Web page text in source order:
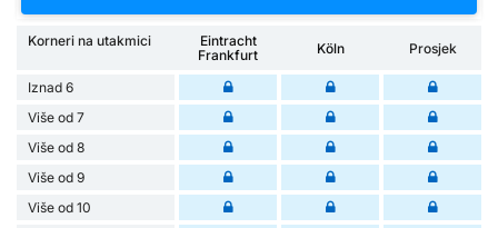
Korneri na utakmici
Eintracht
Frankfurt
Köln Prosjek
Iznad 6
Više od 7
Više od 8
Više od 9
Više od 10